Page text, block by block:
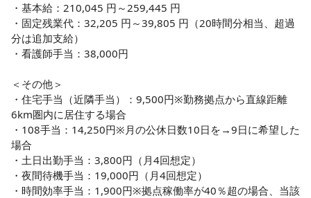
・基本給：210,045 円～259,445 円
・固定残業代：32,205 円～39,805 円（20時間分相当、超過
分は追加支給）
・看護師手当：38,000円
＜その他＞
・住宅手当（近隣手当）：9,500円※勤務拠点から直線距離
6km圏内に居住する場合
・108手当：14,250円※月の公休日数10日を→9日に希望した
場合
・土日出勤手当：3,800円（月4回想定）
・夜間待機手当：19,000円（月4回想定）
・時間効率手当：1,900円※拠点稼働率が40％超の場合、当該